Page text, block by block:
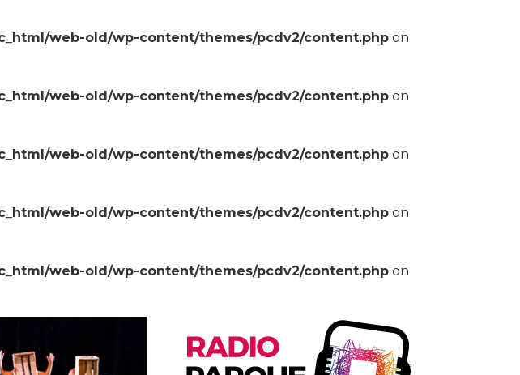
web-old/wp-content/themes/pcdv2/content.php on
web-old/wp-content/themes/pcdv2/content.php on
web-old/wp-content/themes/pcdv2/content.php on
web-old/wp-content/themes/pcdv2/content.php on
web-old/wp-content/themes/pcdv2/content.php on